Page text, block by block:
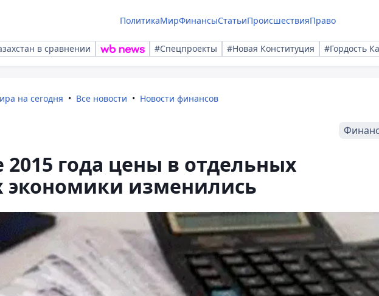
ПолитикаМирФинансыСтатьиПроисшествияПраво
в сравнении #Спецпроекты #Новая Конституция #Гордость
на сегодня Все новости Новости финансов
2015 года цены в отдельных
экономики изменились